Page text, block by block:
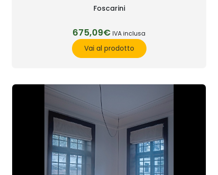
Foscarini
675,09€ IVA inclusa
Vai al prodotto